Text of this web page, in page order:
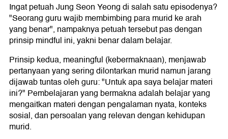
Ingat petuah Jung Seon Yeong di salah satu episodenya?
"Seorang guru wajib membimbing para murid ke arah
yang benar", nampaknya petuah tersebut pas dengan
prinsip mindful ini, yakni benar dalam belajar.
Prinsip kedua, meaningful (kebermaknaan), menjawab
pertanyaan yang sering dilontarkan murid namun jarang
dijawab tuntas oleh guru: "Untuk apa saya belajar materi
ini?" Pembelajaran yang bermakna adalah belajar yang
mengaitkan materi dengan pengalaman nyata, konteks
sosial, dan persoalan yang relevan dengan kehidupan
murid.